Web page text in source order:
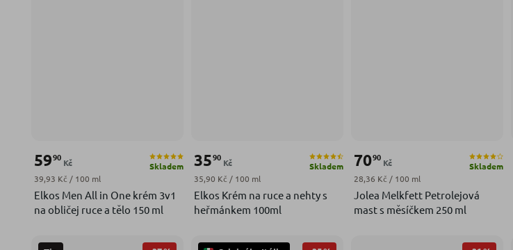
Elkos Men All in One krém 3v1
na obličej ruce a tělo 150 ml
Skladem
5990
Kč
Měrná cena:
39,93 Kč / 100 ml
Elkos Krém na ruce a nehty s
heřmánkem 100ml
Skladem
3590
Kč
Měrná cena:
35,90 Kč / 100 ml
Jolea Melkfett Petrolejová
mast s měsíčkem 250 ml
Skladem
7090
Kč
Měrná cena:
28,36 Kč / 100 ml